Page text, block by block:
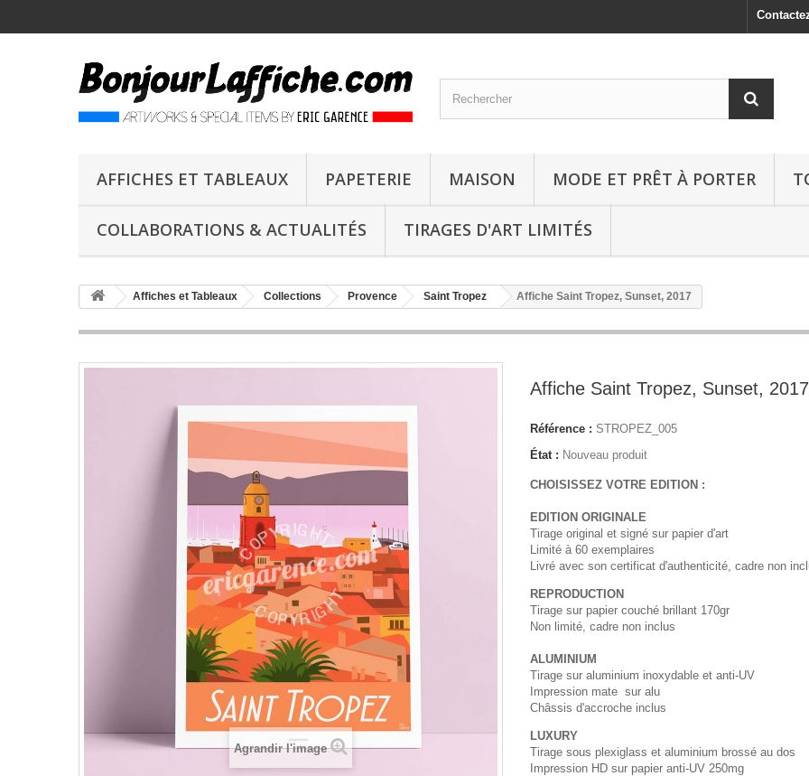
AFFICHES ET TABLEAUX PAPETERIE MAISON MODE ET PRÊT À PORTER
COLLABORATIONS & ACTUALITÉS TIRAGES D'ART LIMITÉS
Affiches et Tableaux Collections Provence Saint Tropez Affiche Saint Tropez, Sunset, 2017
Agrandir l'image
Affiche Saint Tropez, Sunset, 2017
Référence : STROPEZ_005
État : Nouveau produit
CHOISISSEZ VOTRE EDITION :
EDITION ORIGINALE
Tirage original et signé sur papier d'art
Limité à 60 exemplaires
Livré avec son certificat d'authenticité, cadre non
REPRODUCTION
Tirage sur papier couché brillant 170gr
Non limité, cadre non inclus
ALUMINIUM
Tirage sur aluminium inoxydable et anti-UV
Impression mate sur alu
Châssis d'accroche inclus
LUXURY
Tirage sous plexiglass et aluminium brossé au dos
Impression HD sur papier anti-UV 250mg